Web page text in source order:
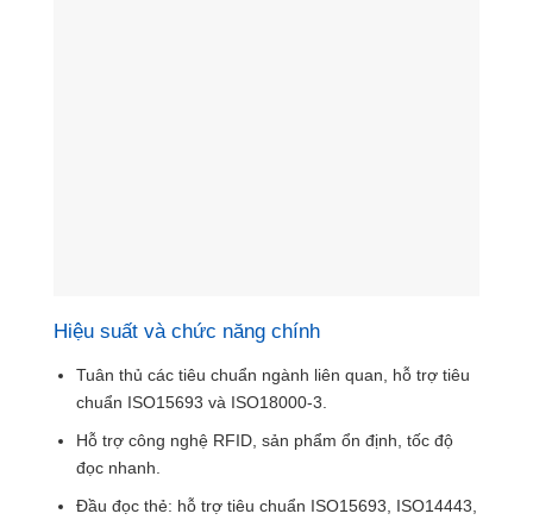
Hiệu suất và chức năng chính
Tuân thủ các tiêu chuẩn ngành liên quan, hỗ trợ tiêu
chuẩn ISO15693 và ISO18000-3.
Hỗ trợ công nghệ RFID, sản phẩm ổn định, tốc độ
đọc nhanh.
Đầu đọc thẻ: hỗ trợ tiêu chuẩn ISO15693, ISO14443,